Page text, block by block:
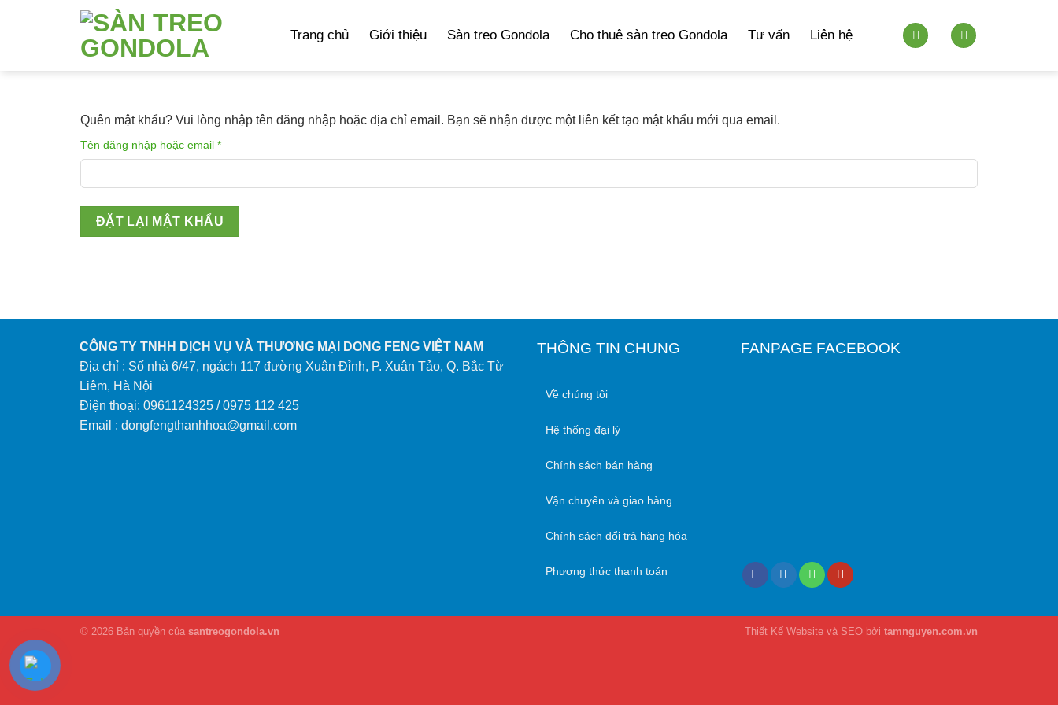
Trang chủ Giới thiệu Sàn treo Gondola Cho thuê sàn treo Gondola Tư vấn Liên hệ
Quên mật khẩu? Vui lòng nhập tên đăng nhập hoặc địa chỉ email. Bạn sẽ nhận được một liên kết tạo mật khẩu mới qua email.
Tên đăng nhập hoặc email *Bắt
buộc
ĐẶT LẠI MẬT KHẨU
CÔNG TY TNHH DỊCH VỤ VÀ THƯƠNG MẠI DONG FENG VIỆT NAM
Địa chỉ : Số nhà 6/47, ngách 117 đường Xuân Đỉnh, P. Xuân Tảo, Q. Bắc Từ
Liêm, Hà Nội
Điện thoại: 0961124325 / 0975 112 425
Email : dongfengthanhhoa@gmail.com
THÔNG TIN CHUNG
Về chúng tôi
Hệ thống đại lý
Chính sách bán hàng
Vận chuyển và giao hàng
Chính sách đổi trả hàng hóa
Phương thức thanh toán
FANPAGE FACEBOOK
Thiết Kế Website và SEO bởi tamnguyen.com.vn
© 2026 Bản quyền của santreogondola.vn